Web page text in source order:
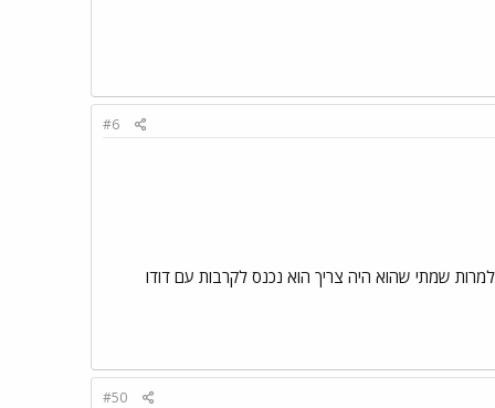
#6
הודיה , למרות שמתי שהוא היה צריך הוא נכנס לקרבות עם דודו
#50